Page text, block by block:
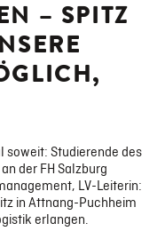
– SPITZ
soweit: Studierende des
der FH Salzburg
LV-Leiterin:
in Attnang-Puchheim
erlangen.